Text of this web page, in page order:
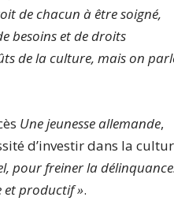
de chacun à être soigné,
besoins et de droits
de la culture, mais on
Une jeunesse allemande,
d’investir dans la
pour freiner la
et productif ».